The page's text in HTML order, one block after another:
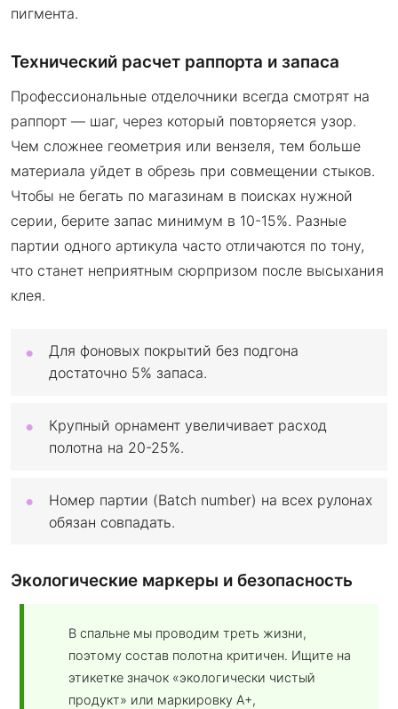
пигмента.
Технический расчет раппорта и запаса
Профессиональные отделочники всегда смотрят на
раппорт — шаг, через который повторяется узор.
Чем сложнее геометрия или вензеля, тем больше
материала уйдет в обрезь при совмещении стыков.
Чтобы не бегать по магазинам в поисках нужной
серии, берите запас минимум в 10-15%. Разные
партии одного артикула часто отличаются по тону,
что станет неприятным сюрпризом после высыхания
клея.
Для фоновых покрытий без подгона
достаточно 5% запаса.
Крупный орнамент увеличивает расход
полотна на 20-25%.
Номер партии (Batch number) на всех рулонах
обязан совпадать.
Экологические маркеры и безопасность
В спальне мы проводим треть жизни,
поэтому состав полотна критичен. Ищите на
этикетке значок «экологически чистый
продукт» или маркировку A+,